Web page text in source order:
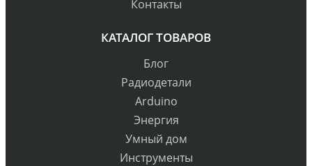
Контакты
КАТАЛОГ ТОВАРОВ
Блог
Радиодетали
Arduino
Энергия
Умный дом
Инструменты